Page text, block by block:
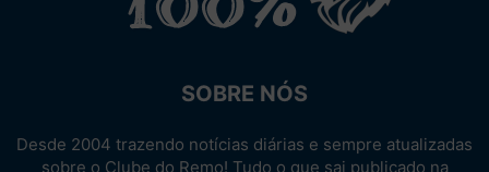
SOBRE NÓS
Desde 2004 trazendo notícias diárias e sempre atualizadas
sobre o Clube do Remo! Tudo o que sai publicado na